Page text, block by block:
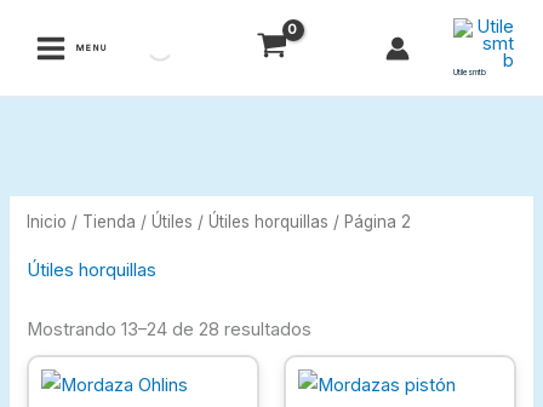
MENU
Utilesmtb
Inicio / Tienda /Útiles /Útiles horquillas / Página 2
Útiles horquillas
Mostrando 13–24 de 28 resultados